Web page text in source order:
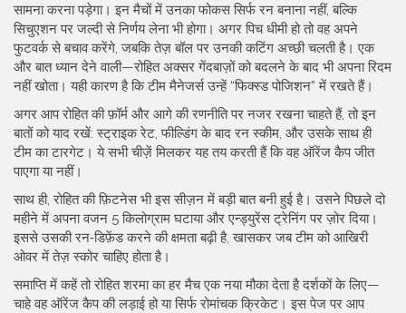
सामना करना पड़ेगा। इन मैचों में उनका फोकस सिर्फ रन बनाना नहीं, बल्कि
सिचुएशन पर जल्दी से निर्णय लेना भी होगा। अगर पिच धीमी हो तो वह अपने
फुटवर्क से बचाव करेंगे, जबकि तेज़ बॉल पर उनकी कटिंग अच्छी चलती है। एक
और बात ध्यान देने वाली—रोहित अक्सर गेंदबाज़ों को बदलने के बाद भी अपना रिदम
नहीं खोता। यही कारण है कि टीम मैनेजर्स उन्हें “फिक्स्ड पोजिशन” में रखते हैं।
अगर आप रोहित की फ़ॉर्म और आगे की रणनीति पर नजर रखना चाहते हैं, तो इन
बातों को याद रखें: स्ट्राइक रेट, फील्डिंग के बाद रन स्कीम, और उसके साथ ही
टीम का टारगेट। ये सभी चीज़ें मिलकर यह तय करती हैं कि वह ऑरेंज कैप जीत
पाएगा या नहीं।
साथ ही, रोहित की फ़िटनेस भी इस सीज़न में बड़ी बात बनी हुई है। उसने पिछले दो
महीने में अपना वजन 5 किलोग्राम घटाया और एन्ड्युरेंस ट्रेनिंग पर ज़ोर दिया।
इससे उसकी रन‑डिफ़ेंड करने की क्षमता बढ़ी है, खासकर जब टीम को आखिरी
ओवर में तेज़ स्कोर चाहिए होता है।
समाप्ति में कहें तो रोहित शरमा का हर मैच एक नया मौका देता है दर्शकों के लिए—
चाहे वह ऑरेंज कैप की लड़ाई हो या सिर्फ रोमांचक क्रिकेट। इस पेज पर आप